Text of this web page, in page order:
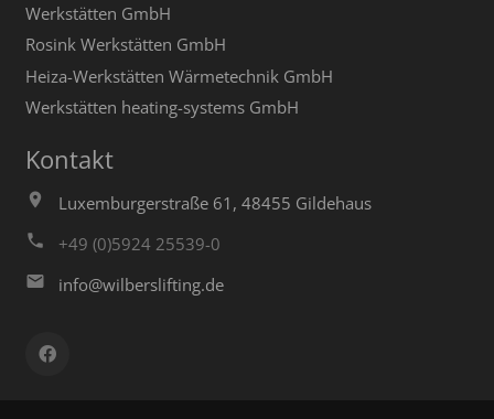
Werkstätten GmbH
Rosink Werkstätten GmbH
Heiza-Werkstätten Wärmetechnik GmbH
Werkstätten heating-systems GmbH
Kontakt
Luxemburgerstraße 61, 48455 Gildehaus
+49 (0)5924 25539-0
info@wilberslifting.de